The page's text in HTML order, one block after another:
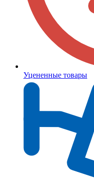
Уцененные товары